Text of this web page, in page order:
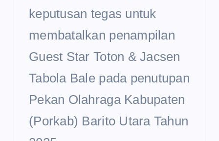
keputusan tegas untuk
membatalkan penampilan
Guest Star Toton & Jacsen
Tabola Bale pada penutupan
Pekan Olahraga Kabupaten
(Porkab) Barito Utara Tahun